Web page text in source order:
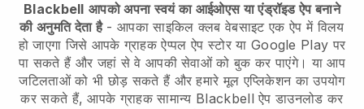
Blackbell आपको अपना स्वयं का आईओएस या एंड्रॉइड ऐप बनाने
की अनुमति देता है- आपका साइकिल क्लब वेबसाइट एक ऐप में विलय
हो जाएगा जिसे आपके ग्राहक ऐप्पल ऐप स्टोर या Google Play पर
पा सकते हैं और जहां से वे आपकी सेवाओं को बुक कर पाएंगे। या आप
जटिलताओं को भी छोड़ सकते हैं और हमारे मूल एप्लिकेशन का उपयोग
कर सकते हैं, आपके ग्राहक सामान्य Blackbell ऐप डाउनलोड कर